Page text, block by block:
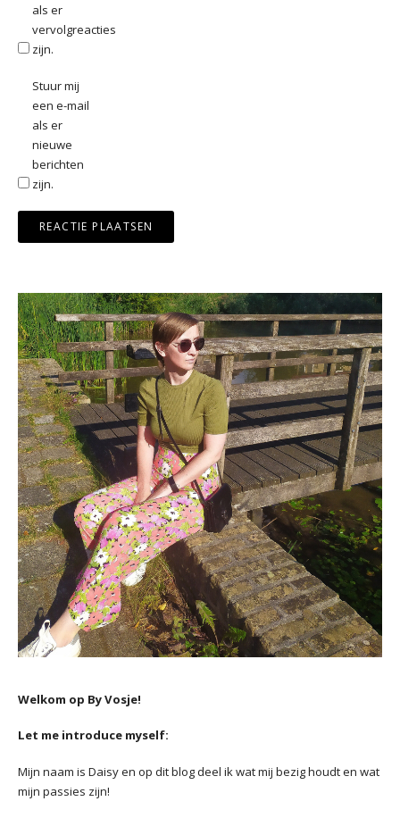
als er
vervolgreacties
zijn.
Stuur mij
een e-mail
als er
nieuwe
berichten
zijn.
Welkom op By Vosje!
Let me introduce myself:
Mijn naam is Daisy en op dit blog deel ik wat mij bezig houdt en wat
mijn passies zijn!